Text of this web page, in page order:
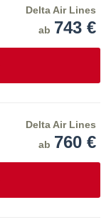
Delta Air Lines
ab 743 €
Delta Air Lines
ab 760 €